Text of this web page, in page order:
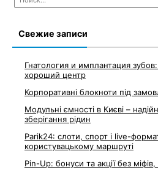
Свежие записи
Гнатология и имплантация
хороший центр
Корпоративні блокноти під
Модульні ємності в Києві –
зберігання рідин
Parik24: слоти, спорт і live-
користувацькому маршруті
Pin-Up: бонуси та акції без